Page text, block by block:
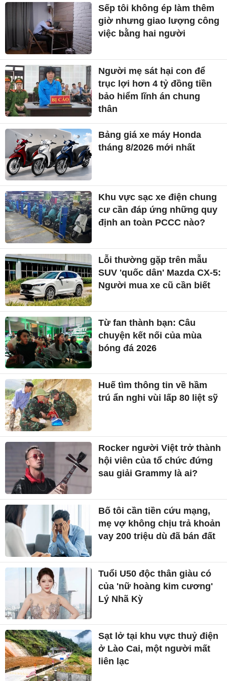
Sếp tôi không ép làm thêm
giờ nhưng giao lượng công
việc bằng hai người
Người mẹ sát hại con để
trục lợi hơn 4 tỷ đồng tiền
bảo hiểm lĩnh án chung
thân
Bảng giá xe máy Honda
tháng 8/2026 mới nhất
Khu vực sạc xe điện chung
cư cần đáp ứng những quy
định an toàn PCCC nào?
Lỗi thường gặp trên mẫu
SUV 'quốc dân' Mazda CX-5:
Người mua xe cũ cần biết
Từ fan thành bạn: Câu
chuyện kết nối của mùa
bóng đá 2026
Huế tìm thông tin về hầm
trú ẩn nghi vùi lấp 80 liệt sỹ
Rocker người Việt trở thành
hội viên của tổ chức đứng
sau giải Grammy là ai?
Bố tôi cần tiền cứu mạng,
mẹ vợ không chịu trả khoản
vay 200 triệu dù đã bán đất
Tuổi U50 độc thân giàu có
của 'nữ hoàng kim cương'
Lý Nhã Kỳ
Sạt lở tại khu vực thuỷ điện
ở Lào Cai, một người mất
liên lạc